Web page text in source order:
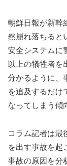
朝鮮日報が新幹
然崩れ落ちると
安全システムに
以上の犠牲者を
分かるように、
を追及するだけ
なってしまう傾
コラム記者は最
を出す事故を起
事故の原因を分